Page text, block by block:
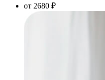
от 2680 ₽